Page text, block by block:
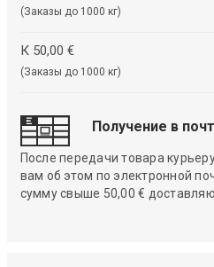
(Заказы до 1000 кг)
К 50,00 €
(Заказы до 1000 кг)
Получение в
После передачи товара
вам об этом по электронной
сумму свыше 50,00 €